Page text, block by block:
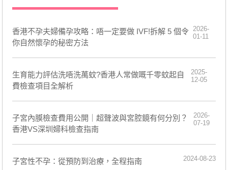
香港不孕夫婦備孕攻略：唔一定要做 IVF!拆解 5 個令
你自然懷孕的秘密方法
2026-
01-11
生育能力評估洗唔洗萬蚊?香港人常做嘅千零蚊起自
費檢查項目全解析
2025-
12-05
子宮內膜檢查費用公開｜超聲波與宮腔鏡有何分別？
香港VS深圳婦科檢查指南
2026-
07-19
子宮性不孕：從預防到治療，全程指南 2024-08-23